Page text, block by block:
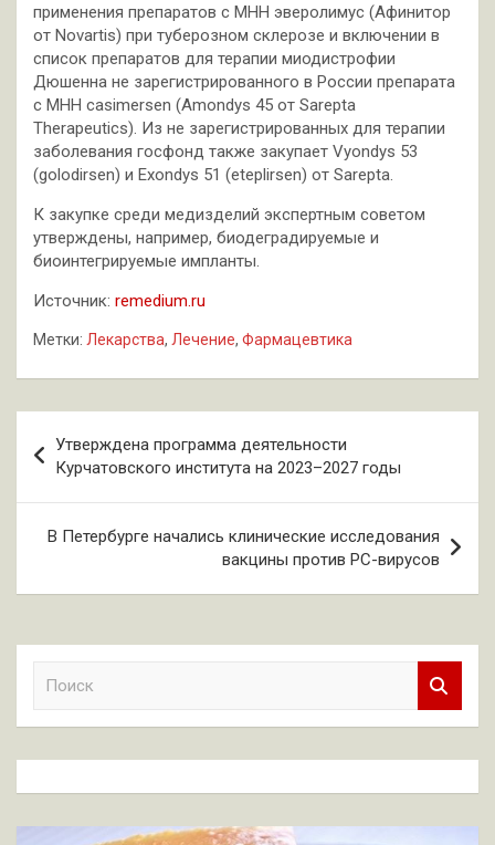
применения препаратов с МНН эверолимус (Афинитор
от Novartis) при туберозном склерозе и включении в
список препаратов для терапии миодистрофии
Дюшенна не зарегистрированного в России препарата
с МНН casimersen (Amondys 45 от Sarepta
Therapeutics). Из не зарегистрированных для терапии
заболевания госфонд также закупает Vyondys 53
(golodirsen) и Exondys 51 (eteplirsen) от Sarepta.
К закупке среди медизделий экспертным советом
утверждены, например, биодеградируемые и
биоинтегрируемые импланты.
Источник: remedium.ru
Метки: Лекарства, Лечение, Фармацевтика
по
записям
Утверждена программа деятельности
Курчатовского института на 2023–2027 годы
В Петербурге начались клинические исследования
вакцины против РС-вирусов
к